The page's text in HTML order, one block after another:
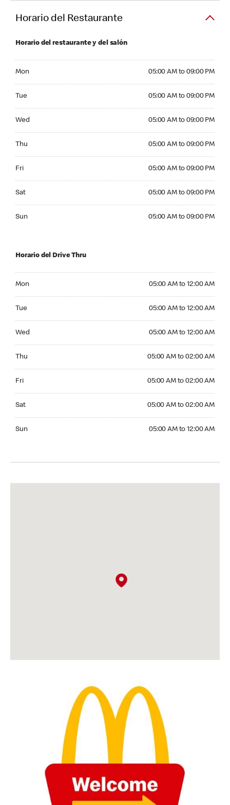
Horario del Restaurante
Horario del restaurante y del salón
Mon 05:00 AM to 09:00 PM
Tue 05:00 AM to 09:00 PM
Wed 05:00 AM to 09:00 PM
Thu 05:00 AM to 09:00 PM
Fri 05:00 AM to 09:00 PM
Sat 05:00 AM to 09:00 PM
Sun 05:00 AM to 09:00 PM
Horario del Drive Thru
Mon 05:00 AM to 12:00 AM
Tue 05:00 AM to 12:00 AM
Wed 05:00 AM to 12:00 AM
Thu 05:00 AM to 02:00 AM
Fri 05:00 AM to 02:00 AM
Sat 05:00 AM to 02:00 AM
Sun 05:00 AM to 12:00 AM